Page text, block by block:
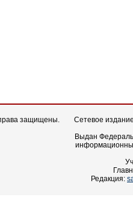
защищены.
Сетевое
Выдан
Редакция: